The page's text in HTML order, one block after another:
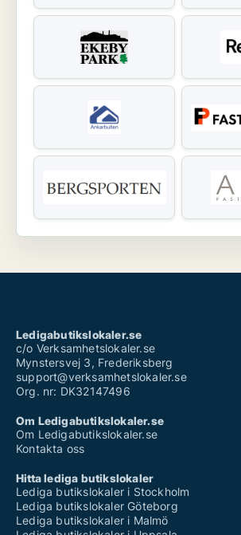
Ledigabutikslokaler.se
c/o Verksamhetslokaler.se
Mynstersvej 3, Frederiksberg
support@verksamhetslokaler.se
Org. nr: DK32147496
Om Ledigabutikslokaler.se
Om Ledigabutikslokaler.se
Kontakta oss
Hitta lediga butikslokaler
Lediga butikslokaler i Stockholm
Lediga butikslokaler Göteborg
Lediga butikslokaler i Malmö